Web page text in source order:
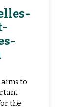
to
the